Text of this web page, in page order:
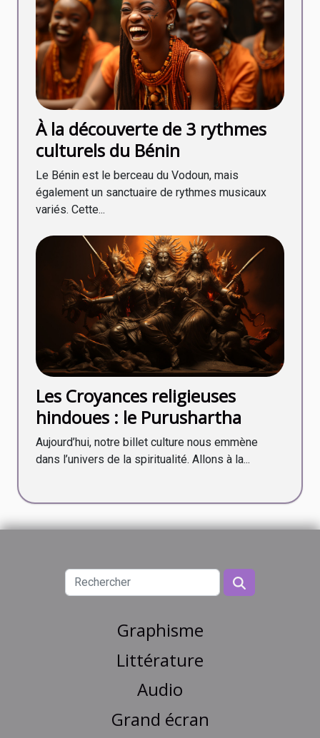
À la découverte de 3 rythmes
culturels du Bénin
Le Bénin est le berceau du Vodoun, mais
également un sanctuaire de rythmes musicaux
variés. Cette...
Les Croyances religieuses
hindoues : le Purushartha
Aujourd’hui, notre billet culture nous emmène
dans l’univers de la spiritualité. Allons à la...
Graphisme
Littérature
Audio
Grand écran